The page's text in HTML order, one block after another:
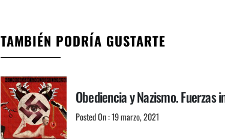
TAMBIÉN PODRÍA GUSTARTE
Obediencia y Nazismo.
Posted On : 19 marzo, 2021